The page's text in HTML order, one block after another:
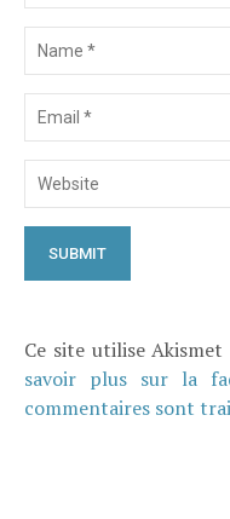
Ce site utilise
savoir plus sur la
commentaires sont